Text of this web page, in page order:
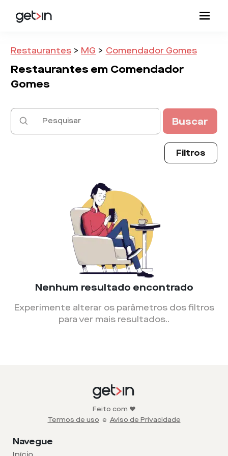
Restaurantes > MG > Comendador Gomes
Restaurantes em Comendador
Gomes
Buscar
Filtros
Nenhum resultado encontrado
Experimente alterar os parâmetros dos filtros
para ver mais resultados..
Feito com ❤️
Termos de uso e Aviso de Privacidade
Navegue